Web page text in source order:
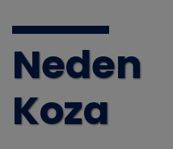
Neden
Koza